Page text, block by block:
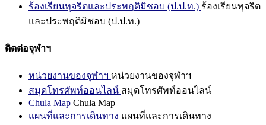
ร้องเรียนทุจริตและประพฤติมิชอบ (ป.ป.ท.) ร้องเรียนทุจริต
และประพฤติมิชอบ (ป.ป.ท.)
ติดต่อจุฬาฯ
หน่วยงานของจุฬาฯ หน่วยงานของจุฬาฯ
สมุดโทรศัพท์ออนไลน์ สมุดโทรศัพท์ออนไลน์
Chula Map Chula Map
แผนที่และการเดินทาง แผนที่และการเดินทาง